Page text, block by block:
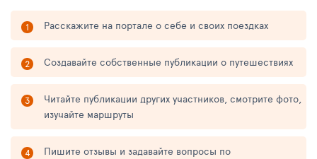
Расскажите на портале о себе и своих поездках
Создавайте собственные публикации о путешествиях
Читайте публикации других участников, смотрите фото,
изучайте маршруты
Пишите отзывы и задавайте вопросы по